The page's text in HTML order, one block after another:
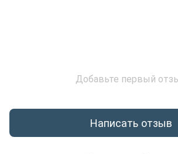
Добавьте первый
Написать отзыв